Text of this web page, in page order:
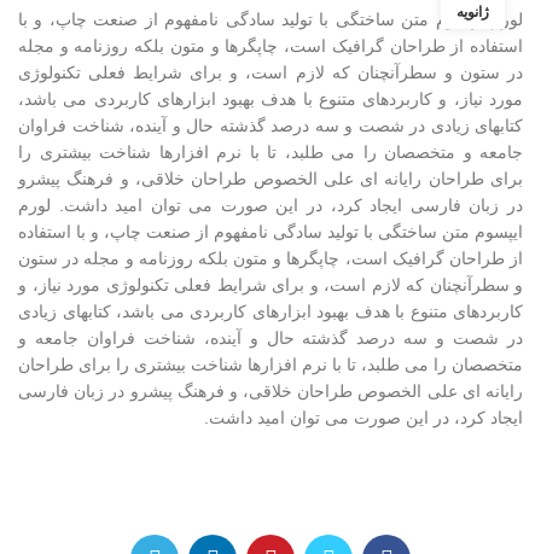
ژانویه
لورم ایپسوم متن ساختگی با تولید سادگی نامفهوم از صنعت چاپ، و با
استفاده از طراحان گرافیک است، چاپگرها و متون بلکه روزنامه و مجله
در ستون و سطرآنچنان که لازم است، و برای شرایط فعلی تکنولوژی
مورد نیاز، و کاربردهای متنوع با هدف بهبود ابزارهای کاربردی می باشد،
کتابهای زیادی در شصت و سه درصد گذشته حال و آینده، شناخت فراوان
جامعه و متخصصان را می طلبد، تا با نرم افزارها شناخت بیشتری را
برای طراحان رایانه ای علی الخصوص طراحان خلاقی، و فرهنگ پیشرو
در زبان فارسی ایجاد کرد، در این صورت می توان امید داشت. لورم
ایپسوم متن ساختگی با تولید سادگی نامفهوم از صنعت چاپ، و با استفاده
از طراحان گرافیک است، چاپگرها و متون بلکه روزنامه و مجله در ستون
و سطرآنچنان که لازم است، و برای شرایط فعلی تکنولوژی مورد نیاز، و
کاربردهای متنوع با هدف بهبود ابزارهای کاربردی می باشد، کتابهای زیادی
در شصت و سه درصد گذشته حال و آینده، شناخت فراوان جامعه و
متخصصان را می طلبد، تا با نرم افزارها شناخت بیشتری را برای طراحان
رایانه ای علی الخصوص طراحان خلاقی، و فرهنگ پیشرو در زبان فارسی
ایجاد کرد، در این صورت می توان امید داشت.